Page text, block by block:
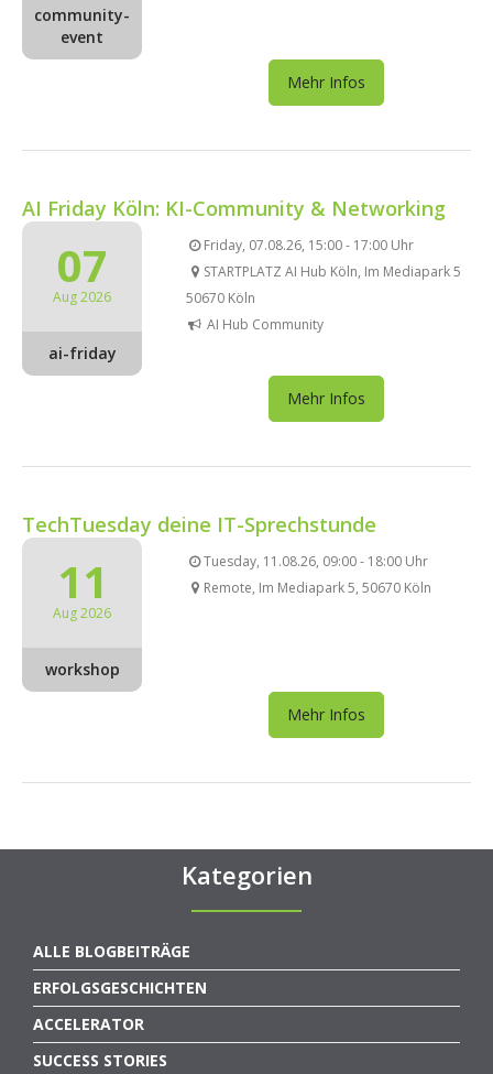
community-
event
Mehr Infos
AI Friday Köln: KI-Community & Networking
07
Aug 2026
ai-friday
Friday, 07.08.26, 15:00 - 17:00 Uhr
STARTPLATZ AI Hub Köln, Im Mediapark 5
50670 Köln
AI Hub Community
Mehr Infos
TechTuesday deine IT-Sprechstunde
11
Aug 2026
workshop
Tuesday, 11.08.26, 09:00 - 18:00 Uhr
Remote, Im Mediapark 5, 50670 Köln
Mehr Infos
Kategorien
ALLE BLOGBEITRÄGE
ERFOLGSGESCHICHTEN
ACCELERATOR
SUCCESS STORIES